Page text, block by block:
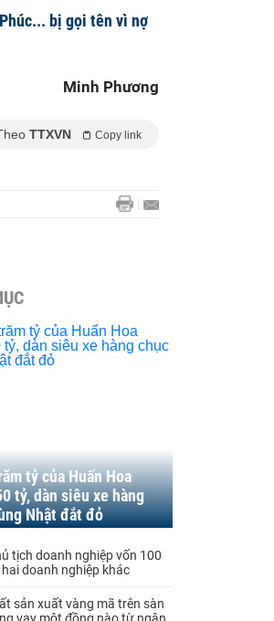
bị gọi tên vì nợ
Minh Phương
TTXVN Copy link
tỷ của Huấn Hoa
tỷ, dàn siêu xe hàng
Nhật đắt đỏ
tịch doanh nghiệp vốn 100
doanh nghiệp khác
sản xuất vàng mã trên sàn